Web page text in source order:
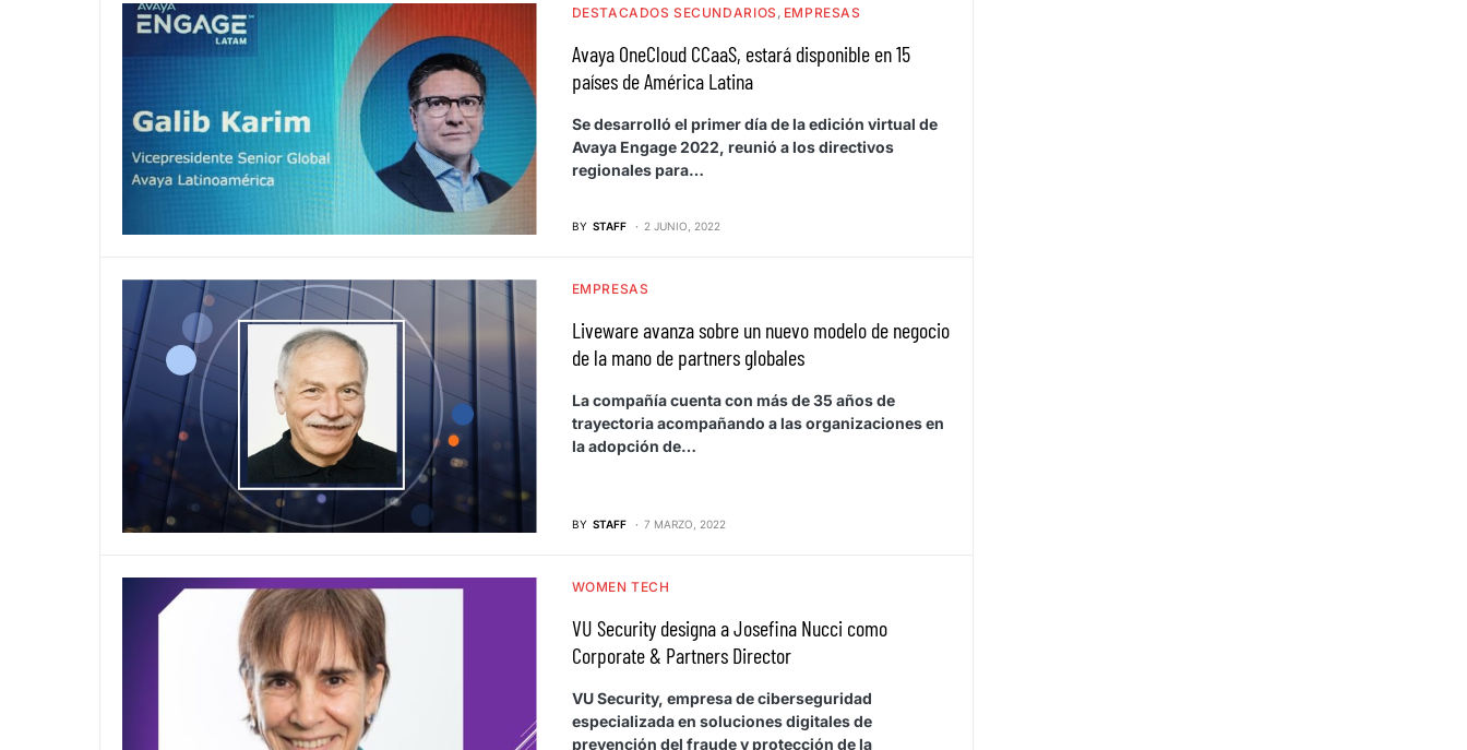
DESTACADOS SECUNDARIOS EMPRESAS
Avaya OneCloud CCaaS, estará disponible en 15
países de América Latina
Se desarrolló el primer día de la edición virtual de
Avaya Engage 2022, reunió a los directivos
regionales para…
BY STAFF 2 JUNIO, 2022
EMPRESAS
Liveware avanza sobre un nuevo modelo de negocio
de la mano de partners globales
La compañía cuenta con más de 35 años de
trayectoria acompañando a las organizaciones en
la adopción de…
BY STAFF 7 MARZO, 2022
WOMEN TECH
VU Security designa a Josefina Nucci como
Corporate & Partners Director
VU Security, empresa de ciberseguridad
especializada en soluciones digitales de
prevención del fraude y protección de la